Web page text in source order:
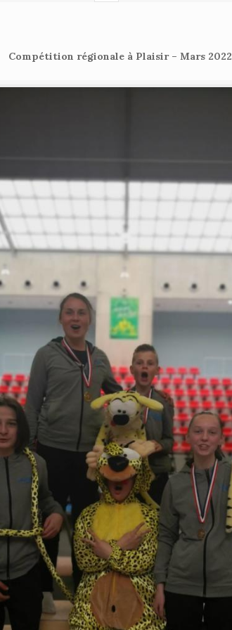
Compétition régionale à Plaisir – Mars 2022